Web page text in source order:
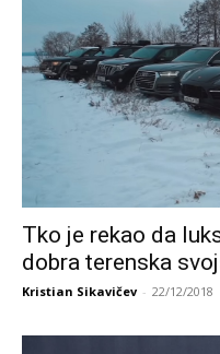
Tko je rekao da
dobra terenska
Kristian Sikavičev - 22/12/2018